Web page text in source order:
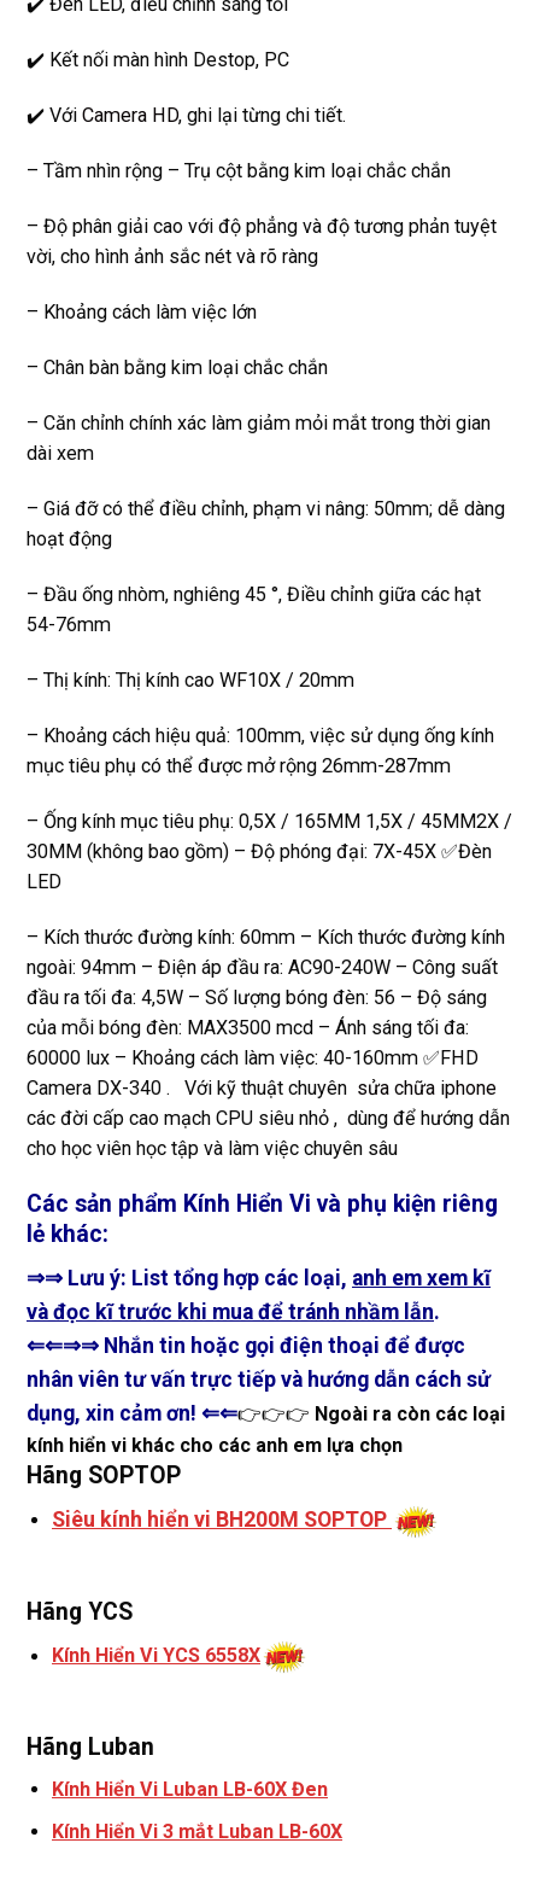
✔️ Đèn LED, điều chỉnh sáng tối
✔️ Kết nối màn hình Destop, PC
✔️ Với Camera HD, ghi lại từng chi tiết.
– Tầm nhìn rộng – Trụ cột bằng kim loại chắc chắn
– Độ phân giải cao với độ phẳng và độ tương phản tuyệt
vời, cho hình ảnh sắc nét và rõ ràng
– Khoảng cách làm việc lớn
– Chân bàn bằng kim loại chắc chắn
– Căn chỉnh chính xác làm giảm mỏi mắt trong thời gian
dài xem
– Giá đỡ có thể điều chỉnh, phạm vi nâng: 50mm; dễ dàng
hoạt động
– Đầu ống nhòm, nghiêng 45 °, Điều chỉnh giữa các hạt
54-76mm
– Thị kính: Thị kính cao WF10X / 20mm
– Khoảng cách hiệu quả: 100mm, việc sử dụng ống kính
mục tiêu phụ có thể được mở rộng 26mm-287mm
– Ống kính mục tiêu phụ: 0,5X / 165MM 1,5X / 45MM2X /
30MM (không bao gồm) – Độ phóng đại: 7X-45X ✅Đèn
LED
– Kích thước đường kính: 60mm – Kích thước đường kính
ngoài: 94mm – Điện áp đầu ra: AC90-240W – Công suất
đầu ra tối đa: 4,5W – Số lượng bóng đèn: 56 – Độ sáng
của mỗi bóng đèn: MAX3500 mcd – Ánh sáng tối đa:
60000 lux – Khoảng cách làm việc: 40-160mm ✅FHD
Camera DX-340 . Với kỹ thuật chuyên sửa chữa iphone
các đời cấp cao mạch CPU siêu nhỏ , dùng để hướng dẫn
cho học viên học tập và làm việc chuyên sâu
Các sản phẩm Kính Hiển Vi và phụ kiện riêng
lẻ khác:
⇒⇒ Lưu ý: List tổng hợp các loại, anh em xem kĩ
và đọc kĩ trước khi mua để tránh nhầm lẫn.
⇐⇐⇒⇒ Nhắn tin hoặc gọi điện thoại để được
nhân viên tư vấn trực tiếp và hướng dẫn cách sử
dụng, xin cảm ơn! ⇐⇐👉👉👉 Ngoài ra còn các loại
kính hiển vi khác cho các anh em lựa chọn
Hãng SOPTOP
Siêu kính hiển vi BH200M SOPTOP
Hãng YCS
Kính Hiển Vi YCS 6558X
Hãng Luban
Kính Hiển Vi Luban LB-60X Đen
Kính Hiển Vi 3 mắt Luban LB-60X